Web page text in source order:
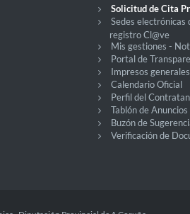
Solicitud de Cita
Sedes electrónicas
registro Cl@ve
Mis gestiones -
Portal de
Impresos generales
Calendario Oficial
Perfil del
Tablón de Anuncios
Buzón de
Verificación de